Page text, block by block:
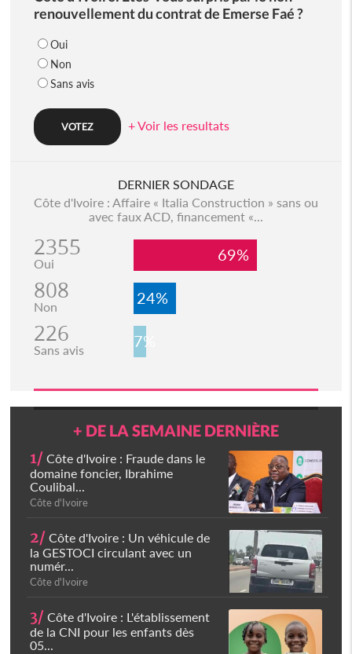
renouvellement du contrat de Emerse Faé ?
Oui
Non
Sans avis
+ Voir les resultats
DERNIER SONDAGE
Côte d'Ivoire : Affaire « Italia Construction » sans ou
avec faux ACD, financement «...
2355
Oui 69%
808
Non 24%
226
Sans avis 7%
+ DE LA SEMAINE DERNIÈRE
1/ Côte d'Ivoire : Fraude dans le
domaine foncier, Ibrahime
Coulibal...
Côte d'Ivoire
2/ Côte d'Ivoire : Un véhicule de
la GESTOCI circulant avec un
numér...
Côte d'Ivoire
3/ Côte d'Ivoire : L'établissement
de la CNI pour les enfants dès
05...